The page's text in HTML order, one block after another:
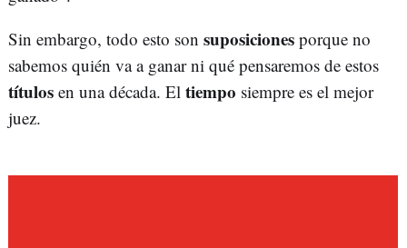
Sin embargo, todo esto son suposiciones porque no
sabemos quién va a ganar ni qué pensaremos de estos
títulos en una década. El tiempo siempre es el mejor
juez.